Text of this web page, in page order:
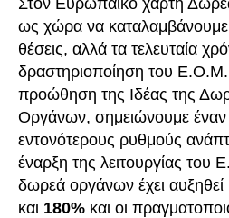
Στον Ευρωπαϊκό χάρτη
ως χώρα να καταλαμβάνουμε
θέσεις, αλλά τα τελευταία
δραστηριοποίηση του
προώθηση της Ιδέας της
Οργάνων, σημειώνουμε
εντονότερους ρυθμούς
έναρξη της λειτουργίας
δωρεά οργάνων έχει
και 180% και οι